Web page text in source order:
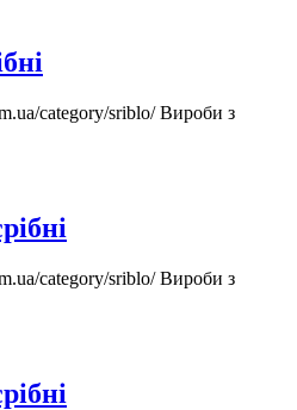
category/sriblo/Вироби з
category/sriblo/Вироби з